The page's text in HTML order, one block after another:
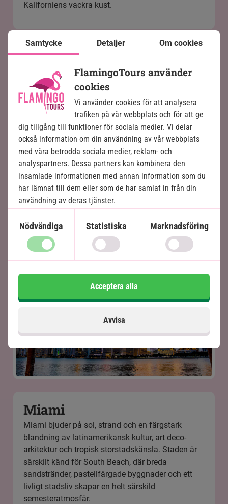
Kaliforniens vackra kust.
Miami
Miami bjuder på sol, strand och en färgstark
blandning av latinamerikansk kultur, art deco-
arkitektur och tropisk storstadskänsla. Staden är
särskilt känd för South Beach, där breda
sandstränder, pastellfärgade byggnader och ett
livligt stadsliv skapar en helt särskild
semesteratmosfär.
Samtycke Detaljer Om cookies
FlamingoTours använder
cookies
Vi använder cookies för att analysera
trafiken på vår webbplats och för att ge
dig tillgång till funktioner för sociala medier. Vi delar
också information om din användning av vår webbplats
med våra betrodda sociala medier, reklam- och
analyspartners. Dessa partners kan kombinera den
insamlade informationen med annan information som du
har lämnat till dem eller som de har samlat in från din
användning av deras tjänster.
Nödvändiga Statistiska Marknadsföring
Avvisa
Acceptera alla